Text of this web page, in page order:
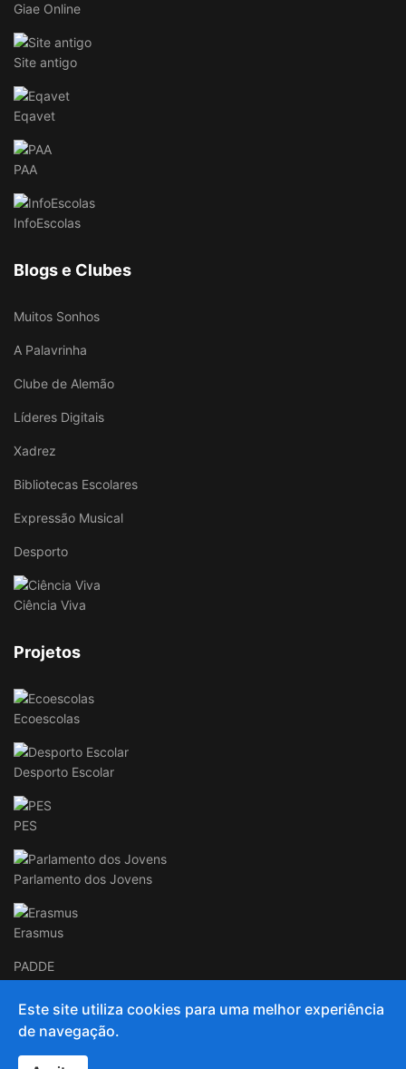
Giae Online
Site antigo
Eqavet
PAA
InfoEscolas
Blogs e Clubes
Muitos Sonhos
A Palavrinha
Clube de Alemão
Líderes Digitais
Xadrez
Bibliotecas Escolares
Expressão Musical
Desporto
Ciência Viva
Projetos
Ecoescolas
Desporto Escolar
PES
Parlamento dos Jovens
Erasmus
PADDE
Este site utiliza cookies para uma melhor experiência
de navegação.